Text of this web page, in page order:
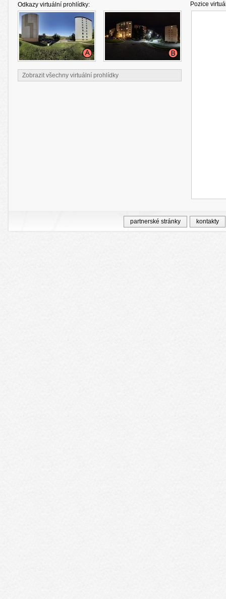
Odkazy virtuální prohlídky: Pozice
Zobrazit všechny virtuální prohlídky
partnerské stránky kontakty